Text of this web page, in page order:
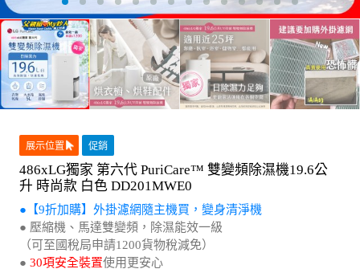
展示位置 促銷
486xLG獨家 第六代 PuriCare™ 雙變頻除濕機19.6公
升 時尚款 白色 DD201MWE0
●【9折加購】外掛濾網隨主機買，變身清淨機
● 壓縮機、馬達雙變頻，除濕能效一級
（可至國稅局申請1200貨物稅減免）
● 30項安全裝置使用更安心